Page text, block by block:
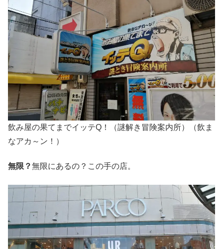
飲み屋の果てまでイッテQ！（謎解き冒険案内所）（飲ま
なアカ～ン！）
無限？無限にあるの？この手の店。